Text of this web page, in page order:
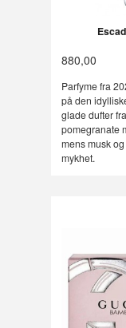
880,00
Parfyme fra
på den
glade dufter
pomegranate
mens musk
mykhet.